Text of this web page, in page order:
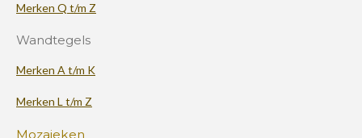
Merken Q t/m Z
Wandtegels
Merken A t/m K
Merken L t/m Z
Mozaieken